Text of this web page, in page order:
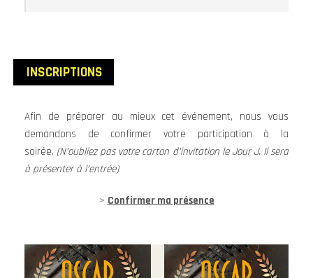
INSCRIPTIONS
Afin de préparer au mieux cet événement, nous vous
demandons de confirmer votre participation à la
soirée. (N’oubliez pas votre carton d’invitation le Jour J. Il sera
à présenter à l’entrée)
> Confirmer ma présence